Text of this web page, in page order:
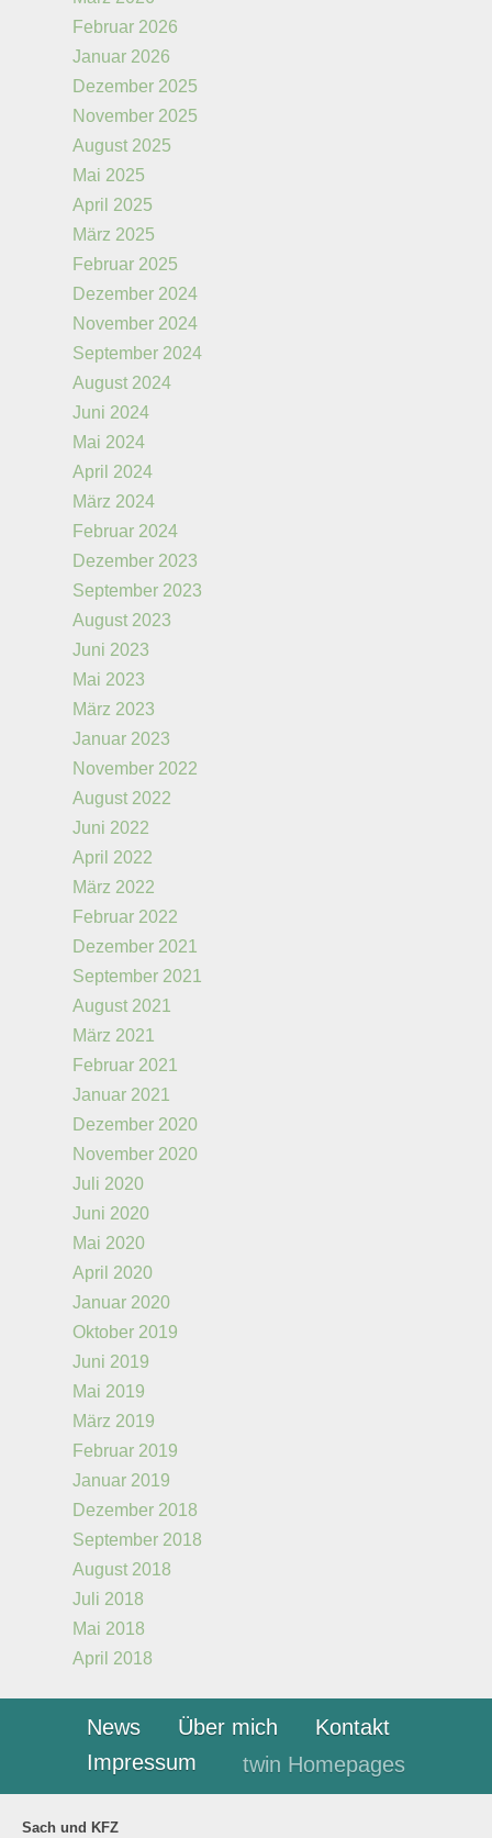
Februar 2026
Januar 2026
Dezember 2025
November 2025
August 2025
Mai 2025
April 2025
März 2025
Februar 2025
Dezember 2024
November 2024
September 2024
August 2024
Juni 2024
Mai 2024
April 2024
März 2024
Februar 2024
Dezember 2023
September 2023
August 2023
Juni 2023
Mai 2023
März 2023
Januar 2023
November 2022
August 2022
Juni 2022
April 2022
März 2022
Februar 2022
Dezember 2021
September 2021
August 2021
März 2021
Februar 2021
Januar 2021
Dezember 2020
November 2020
Juli 2020
Juni 2020
Mai 2020
April 2020
Januar 2020
Oktober 2019
Juni 2019
Mai 2019
März 2019
Februar 2019
Januar 2019
Dezember 2018
September 2018
August 2018
Juli 2018
Mai 2018
April 2018
News Über mich
Kontakt
Impressum
twin Homepages
Sach und KFZ